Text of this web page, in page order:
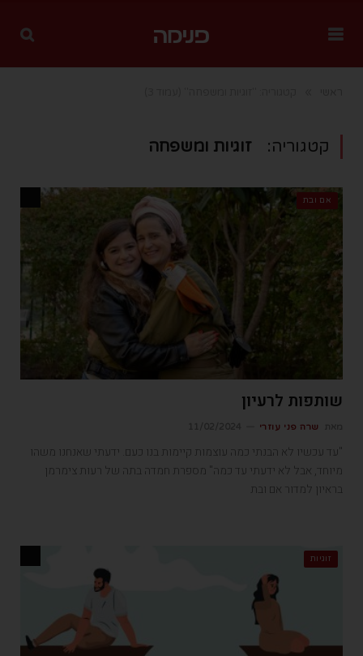
קטגוריה: זוגיות ומשפחה
אם ובת
שותפות לרעיון
שרה פני עוזרי
"עד עכשיו לא הבנתי כמה עוצמות קיימות בנו כעם. ידעתי שאנחנו משהו
מיוחד, אבל לא ידעתי עד כמה" מספרת חמדה בתה של רעות צימרמן
בראיון למדור אם ובת
זוגיות